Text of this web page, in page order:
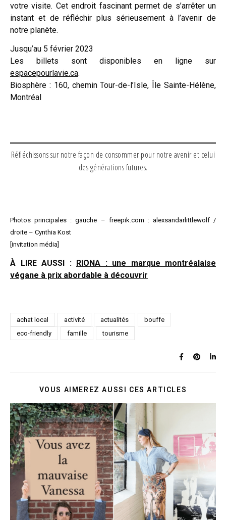
votre visite. Cet endroit fascinant permet de s’arrêter un
instant et de réfléchir plus sérieusement à l’avenir de
notre planète.
Jusqu’au 5 février 2023
Les billets sont disponibles en ligne sur
espacepourlavie.ca.
Biosphère : 160, chemin Tour-de-l’Isle, Île Sainte-Hélène,
Montréal
Réfléchissons sur notre façon de consommer pour notre avenir et celui
des générations futures.
Photos principales : gauche – freepik.com : alexsandarlittlewolf /
droite – Cynthia Kost
[invitation média]
À LIRE AUSSI : RIONA : une marque montréalaise
végane à prix abordable à découvrir
achat local activité actualités
bouffe
eco-friendly
famille tourisme
VOUS AIMEREZ AUSSI CES ARTICLES